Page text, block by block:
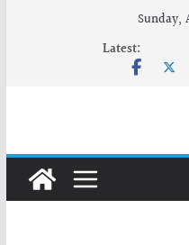
Sunday,
Latest: